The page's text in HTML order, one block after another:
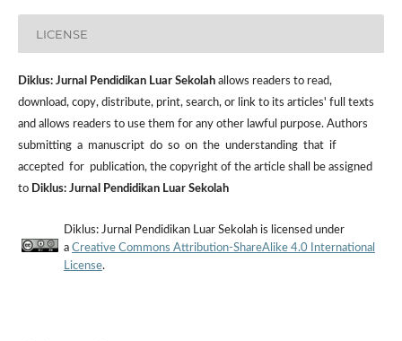
LICENSE
Diklus: Jurnal Pendidikan Luar Sekolah allows readers to read,
download, copy, distribute, print, search, or link to its articles' full texts
and allows readers to use them for any other lawful purpose. Authors
submitting a manuscript do so on the understanding that if
accepted for publication, the copyright of the article shall be assigned
to Diklus: Jurnal Pendidikan Luar Sekolah
Diklus: Jurnal Pendidikan Luar Sekolah is licensed under
a Creative Commons Attribution-ShareAlike 4.0 International
License.